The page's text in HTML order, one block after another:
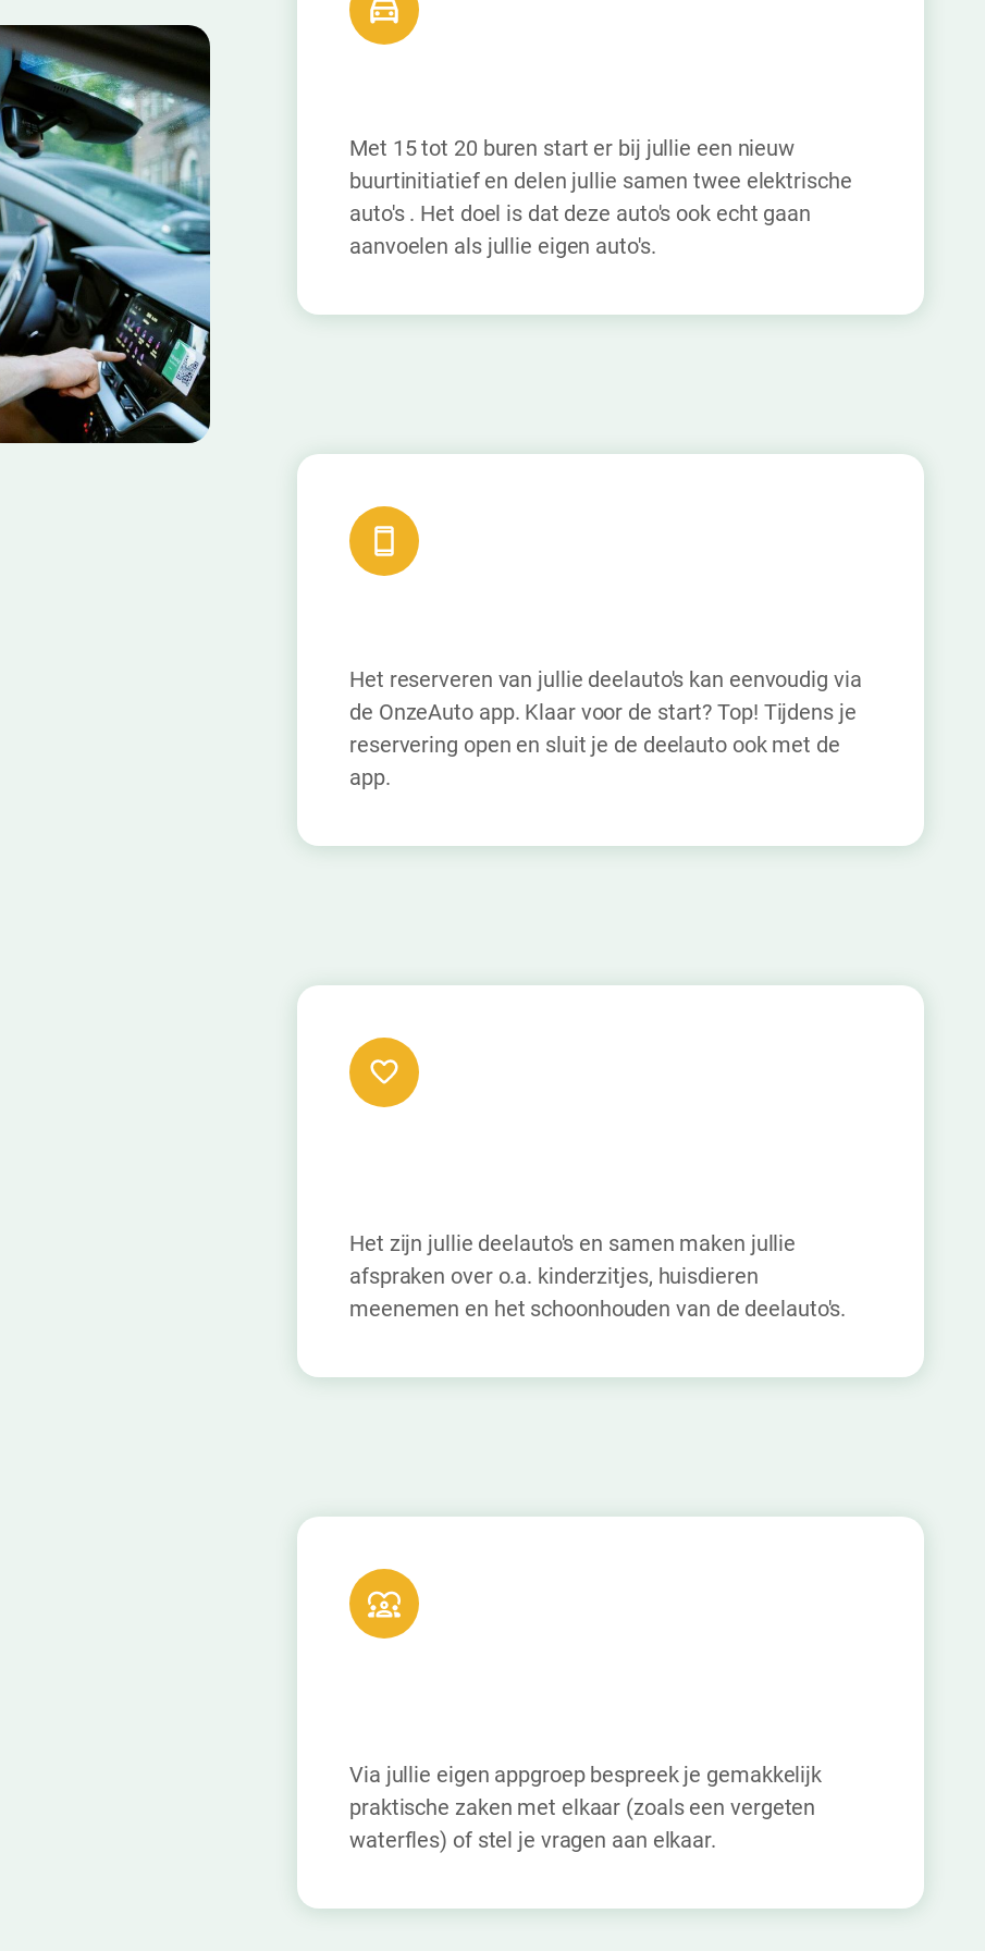
Met 15 tot 20 buren start er bij jullie een nieuw
buurtinitiatief en delen jullie samen twee elektrische
auto's . Het doel is dat deze auto's ook echt gaan
aanvoelen als jullie eigen auto's.
Het reserveren van jullie deelauto's kan eenvoudig via
de OnzeAuto app. Klaar voor de start? Top! Tijdens je
reservering open en sluit je de deelauto ook met de
app.
Het zijn jullie deelauto's en samen maken jullie
afspraken over o.a. kinderzitjes, huisdieren
meenemen en het schoonhouden van de deelauto's.
Via jullie eigen appgroep bespreek je gemakkelijk
praktische zaken met elkaar (zoals een vergeten
waterfles) of stel je vragen aan elkaar.